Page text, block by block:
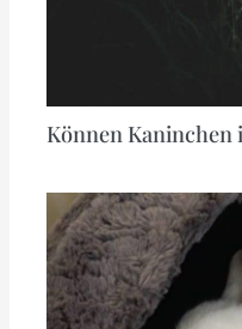
Können Kaninchen